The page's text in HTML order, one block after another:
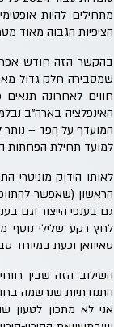
מתחילים להיות
הציפיות הגבוה מאוד
שמסבירה חלק גדול
חווים לאחרונה תנאים
למועד תחילת הפחתות
לאותו הידוק
גם בענפי הייצור וגם בענפי
לחץ רקע שלילי נוסף
טאיוואן וכעת במיוחד
השילוב הזה שבין
התנודתיות שנרשמה
אני לא מתכון לטעון